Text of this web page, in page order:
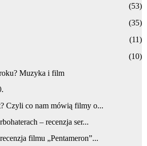
(53)
(35)
(11)
(10)
Muzyka i film
Czyli co nam mówią filmy o...
– recenzja ser...
filmu „Pentameron”...